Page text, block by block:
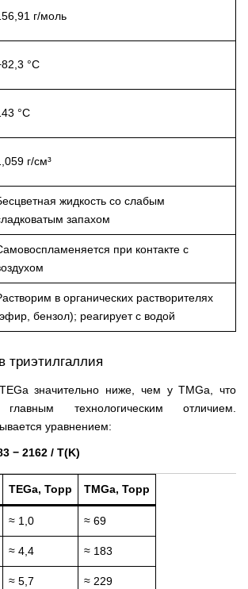
г/моль
°C
°C
г/см³
жидкость со слабым
запахом
при контакте с
в органических растворителях
бензол); реагирует с водой
триэтилгаллия
значительно ниже, чем у TMGa, что
технологическим отличием.
уравнением:
− 2162 / T(K)
TEGa, Торр TMGa, Торр
≈ 1,0 ≈ 69
≈ 4,4 ≈ 183
≈ 5,7 ≈ 229